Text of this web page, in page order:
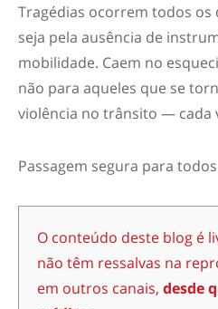
Tragédias ocorrem todos os
seja pela ausência de
mobilidade. Caem no
não para aqueles que se
violência no trânsito — cada
Passagem segura para
O conteúdo deste blog é
não têm ressalvas na
em outros canais, desde